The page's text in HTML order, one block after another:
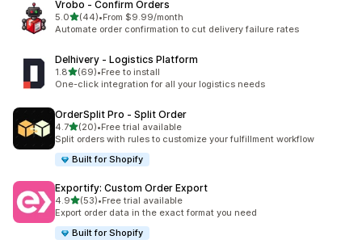
Vrobo ‑ Confirm Orders
5.0滿分 5 顆星
(44)
共有 44 則評價
•From $9.99/month
Automate order confirmation to cut delivery failure rates
Delhivery ‑ Logistics Platform
1.8滿分 5 顆星
(69)
共有 69 則評價
•Free to install
One-click integration for all your logistics needs
OrderSplit Pro ‑ Split Order
4.7滿分 5 顆星
(20)
共有 20 則評價
•Free trial available
Split orders with rules to customize your fulfillment workflow
Built for Shopify
Exportify: Custom Order Export
4.9滿分 5 顆星
(53)
共有 53 則評價
•Free trial available
Export order data in the exact format you need
Built for Shopify